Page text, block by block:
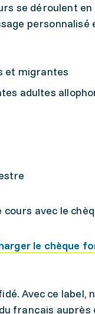
se déroulent
et migrantes
adultes
cours avec le
le chèque
Avec ce label,
français